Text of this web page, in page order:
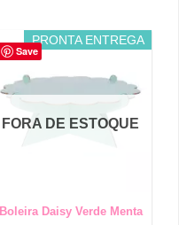
Save
PRONTA ENTREGA
FORA DE ESTOQUE
Boleira Daisy Verde Menta